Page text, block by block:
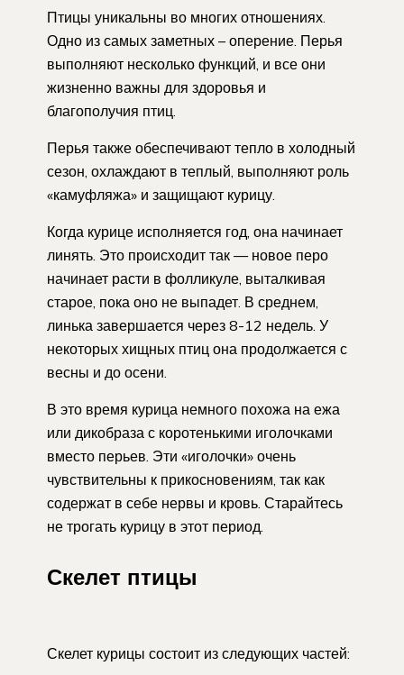
Птицы уникальны во многих отношениях.
Одно из самых заметных – оперение. Перья
выполняют несколько функций, и все они
жизненно важны для здоровья и
благополучия птиц.
Перья также обеспечивают тепло в холодный
сезон, охлаждают в теплый, выполняют роль
«камуфляжа» и защищают курицу.
Когда курице исполняется год, она начинает
линять. Это происходит так — новое перо
начинает расти в фолликуле, выталкивая
старое, пока оно не выпадет. В среднем,
линька завершается через 8-12 недель. У
некоторых хищных птиц она продолжается с
весны и до осени.
В это время курица немного похожа на ежа
или дикобраза с коротенькими иголочками
вместо перьев. Эти «иголочки» очень
чувствительны к прикосновениям, так как
содержат в себе нервы и кровь. Старайтесь
не трогать курицу в этот период.
Скелет птицы
Скелет курицы состоит из следующих частей: